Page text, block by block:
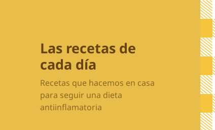
Las recetas de
cada día
Recetas que hacemos en casa
para seguir una dieta
antiinflamatoria